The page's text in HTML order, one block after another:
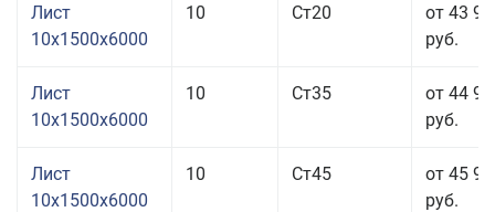
Лист
10x1500x6000
10 Ст20
от 43
руб.
Лист
10x1500x6000
10 Ст35
от 44
руб.
Лист
10x1500x6000
10 Ст45
от 45
руб.